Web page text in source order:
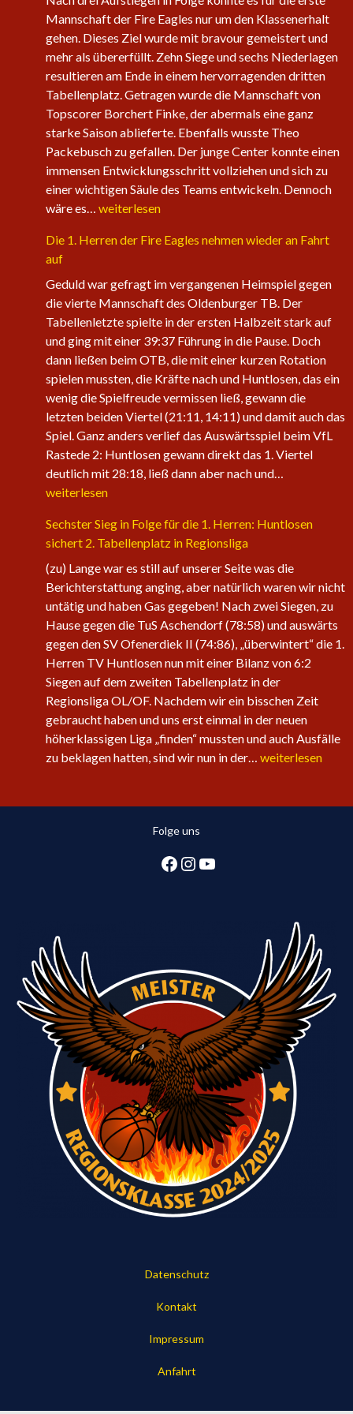
Mannschaft der Fire Eagles nur um den Klassenerhalt
gehen. Dieses Ziel wurde mit bravour gemeistert und
mehr als übererfüllt. Zehn Siege und sechs Niederlagen
resultieren am Ende in einem hervorragenden dritten
Tabellenplatz. Getragen wurde die Mannschaft von
Topscorer Borchert Finke, der abermals eine ganz
starke Saison ablieferte. Ebenfalls wusste Theo
Packebusch zu gefallen. Der junge Center konnte einen
immensen Entwicklungsschritt vollziehen und sich zu
einer wichtigen Säule des Teams entwickeln. Dennoch
wäre es… Saisonabschluss
Herrenteams
weiterlesen
Die 1. Herren der Fire Eagles nehmen wieder an Fahrt
auf
Geduld war gefragt im vergangenen Heimspiel gegen
die vierte Mannschaft des Oldenburger TB. Der
Tabellenletzte spielte in der ersten Halbzeit stark auf
und ging mit einer 39:37 Führung in die Pause. Doch
dann ließen beim OTB, die mit einer kurzen Rotation
spielen mussten, die Kräfte nach und Huntlosen, das ein
wenig die Spielfreude vermissen ließ, gewann die
letzten beiden Viertel (21:11, 14:11) und damit auch das
Spiel. Ganz anders verlief das Auswärtsspiel beim VfL
Rastede 2: Huntlosen gewann direkt das 1. Viertel
deutlich mit 28:18, ließ dann aber nach und…
der
Eagles
nehmen
wieder
an
Fahrt
auf
weiterlesen
Sechster Sieg in Folge für die 1. Herren: Huntlosen
sichert 2. Tabellenplatz in Regionsliga
(zu) Lange war es still auf unserer Seite was die
Berichterstattung anging, aber natürlich waren wir nicht
untätig und haben Gas gegeben! Nach zwei Siegen, zu
Hause gegen die TuS Aschendorf (78:58) und auswärts
gegen den SV Ofenerdiek II (74:86), „überwintert“ die 1.
Herren TV Huntlosen nun mit einer Bilanz von 6:2
Siegen auf dem zweiten Tabellenplatz in der
Regionsliga OL/OF. Nachdem wir ein bisschen Zeit
gebraucht haben und uns erst einmal in der neuen
höherklassigen Liga „finden“ mussten und auch Ausfälle
zu beklagen hatten, sind wir nun in der… Sechster
sichert
2.
Tabellenplatz
in
Regionsliga
weiterlesen
Folge uns
Facebook
Instagram
YouTube
Datenschutz
Kontakt
Impressum
Anfahrt